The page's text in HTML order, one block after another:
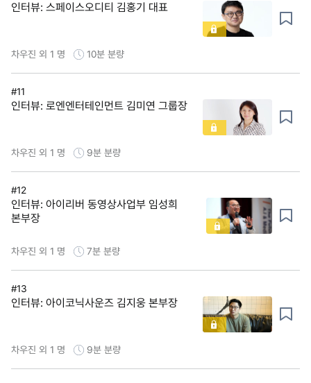
인터뷰: 스페이스오디티 김홍기 대표
차우진 외 1 명 10분 분량
#11
인터뷰: 로엔엔터테인먼트 김미연 그룹장
차우진 외 1 명 9분 분량
#12
인터뷰: 아이리버 동영상사업부 임성희
본부장
차우진 외 1 명 7분 분량
#13
인터뷰: 아이코닉사운즈 김지웅 본부장
차우진 외 1 명 9분 분량